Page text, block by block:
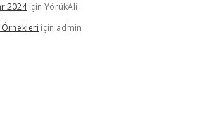
2024için YörükAli
Örnekleri için admin